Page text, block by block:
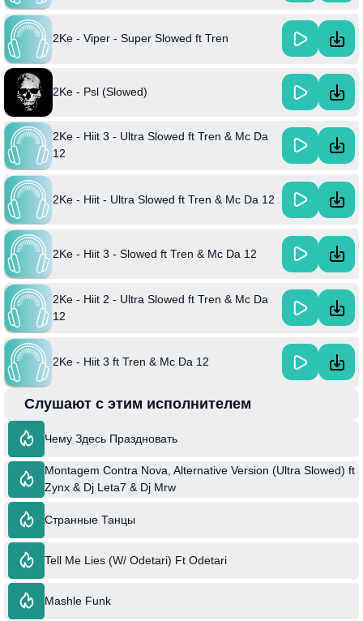
2Ke - Viper - Super Slowed ft Tren
2Ke - Psl (Slowed)
2Ke - Hiit 3 - Ultra Slowed ft Tren & Mc Da
12
2Ke - Hiit - Ultra Slowed ft Tren & Mc Da 12
2Ke - Hiit 3 - Slowed ft Tren & Mc Da 12
2Ke - Hiit 2 - Ultra Slowed ft Tren & Mc Da
12
2Ke - Hiit 3 ft Tren & Mc Da 12
Слушают с этим исполнителем
Чему Здесь Праздновать
Montagem Contra Nova, Alternative Version (Ultra Slowed) ft
Zynx & Dj Leta7 & Dj Mrw
Странные Танцы
Tell Me Lies (W/ Odetari) Ft Odetari
Mashle Funk